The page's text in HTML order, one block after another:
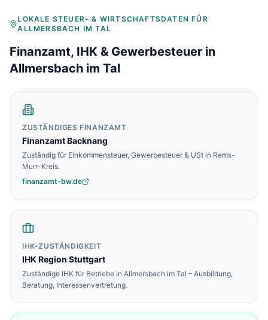
LOKALE STEUER- & WIRTSCHAFTSDATEN FÜR
ALLMERSBACH IM TAL
Finanzamt, IHK & Gewerbesteuer in
Allmersbach im Tal
ZUSTÄNDIGES FINANZAMT
FinanzamtBacknang
Zuständig für Einkommensteuer, Gewerbesteuer & USt in Rems-
Murr-Kreis.
finanzamt-bw.de
IHK-ZUSTÄNDIGKEIT
IHK Region Stuttgart
Zuständige IHK für Betriebe in Allmersbach im Tal – Ausbildung,
Beratung, Interessenvertretung.